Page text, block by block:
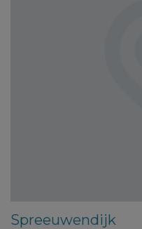
Spreeuwendijk